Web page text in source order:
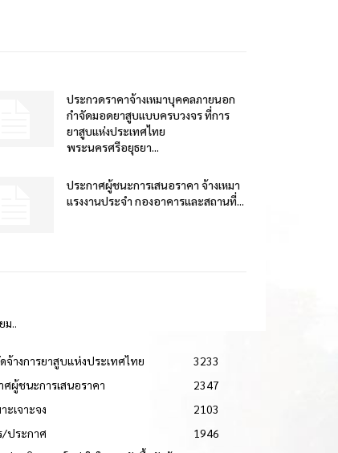
ประกวดราคาจ้างเหมาบุคคลภายนอก
กำจัดมอดยาสูบแบบครบวงจร ที่การ
ยาสูบแห่งประเทศไทย
พระนครศรีอยุธยา...
ประกาศผู้ชนะการเสนอราคา จ้างเหมา
แรงงานประจำ กองอาคารและสถานที่...
..
จ้างการยาสูบแห่งประเทศไทย
3233
ศผู้ชนะการเสนอราคา
2347
ะเจาะจง
2103
/ประกาศ
1946